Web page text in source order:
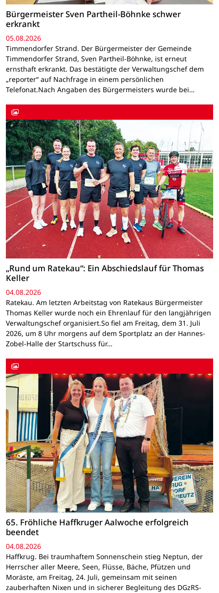
Bürgermeister Sven Partheil-Böhnke schwer
erkrankt
05.08.2026
Timmendorfer Strand. Der Bürgermeister der Gemeinde
Timmendorfer Strand, Sven Partheil-Böhnke, ist erneut
ernsthaft erkrankt. Das bestätigte der Verwaltungschef dem
„reporter“ auf Nachfrage in einem persönlichen
Telefonat.Nach Angaben des Bürgermeisters wurde bei…
„Rund um Ratekau“: Ein Abschiedslauf für Thomas
Keller
04.08.2026
Ratekau. Am letzten Arbeitstag von Ratekaus Bürgermeister
Thomas Keller wurde noch ein Ehrenlauf für den langjährigen
Verwaltungschef organisiert.So fiel am Freitag, dem 31. Juli
2026, um 8 Uhr morgens auf dem Sportplatz an der Hannes-
Zobel-Halle der Startschuss für…
65. Fröhliche Haffkruger Aalwoche erfolgreich
beendet
04.08.2026
Haffkrug. Bei traumhaftem Sonnenschein stieg Neptun, der
Herrscher aller Meere, Seen, Flüsse, Bäche, Pfützen und
Moräste, am Freitag, 24. Juli, gemeinsam mit seinen
zauberhaften Nixen und in sicherer Begleitung des DGzRS-